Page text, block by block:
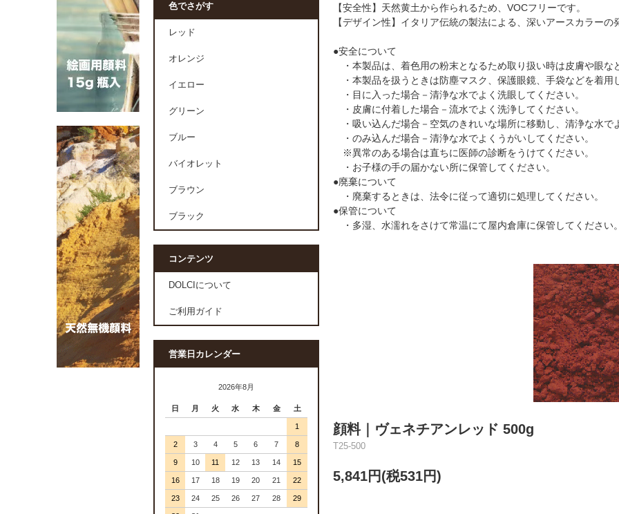
【安全性】天然黄土から作られるため、VOCフリーです。
【デザイン性】イタリア伝統の製法による、深いアースカラーの
●安全について
・本製品は、着色用の粉末となるため取り扱い時は皮膚や眼な
・本製品を扱うときは防塵マスク、保護眼鏡、手袋などを着用
・目に入った場合－清浄な水でよく洗眼してください。
・皮膚に付着した場合－流水でよく洗浄してください。
・吸い込んだ場合－空気のきれいな場所に移動し、清浄な水で
・のみ込んだ場合－清浄な水でよくうがいしてください。
※異常のある場合は直ちに医師の診断をうけてください。
・お子様の手の届かない所に保管してください。
●廃棄について
・廃棄するときは、法令に従って適切に処理してください。
●保管について
・多湿、水濡れをさけて常温にて屋内倉庫に保管してください。
顔料｜ヴェネチアンレッド 500g
T25-500
5,841円(税531円)
色でさがす
レッド
オレンジ
イエロー
グリーン
ブルー
バイオレット
ブラウン
ブラック
コンテンツ
DOLCIについて
ご利用ガイド
営業日カレンダー
2026年8月
日 月 火 水 木 金 土
1
2 3 4 5 6 7 8
9 10 11 12 13 14 15
16 17 18 19 20 21 22
23 24 25 26 27 28 29